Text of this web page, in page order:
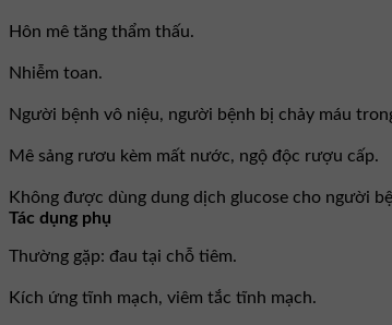
Hôn mê tăng thẩm thấu.
Nhiễm toan.
Người bệnh vô niệu, người bệnh bị chảy máu
Mê sảng rươu kèm mất nước, ngộ độc rượu cấp.
Không được dùng dung dịch glucose cho người
Tác dụng phụ
Thường gặp: đau tại chỗ tiêm.
Kích ứng tĩnh mạch, viêm tắc tĩnh mạch.